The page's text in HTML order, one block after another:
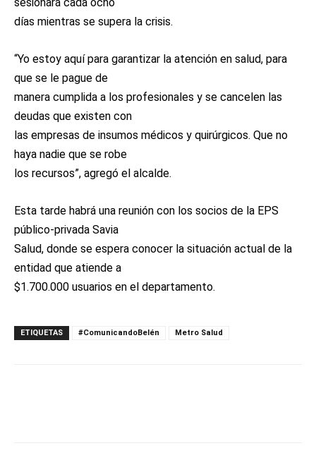
días mientras se supera la crisis.
“Yo estoy aquí para garantizar la atención en salud, para
que se le pague de
manera cumplida a los profesionales y se cancelen las
deudas que existen con
las empresas de insumos médicos y quirúrgicos. Que no
haya nadie que se robe
los recursos”, agregó el alcalde.
Esta tarde habrá una reunión con los socios de la EPS
público-privada Savia
Salud, donde se espera conocer la situación actual de la
entidad que atiende a
$1.700.000 usuarios en el departamento.
ETIQUETAS #ComunicandoBelén Metro Salud